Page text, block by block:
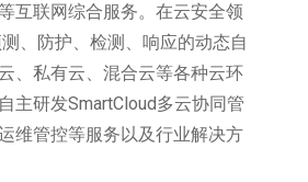
互联网综合服务。在云安全领
、防护、检测、响应的动态自
、私有云、混合云等各种云环
主研发SmartCloud多云协同管
维管控等服务以及行业解决方